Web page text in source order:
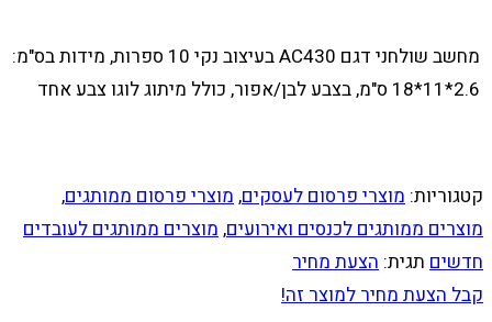
מחשב שולחני דגם AC430 בעיצוב נקי 10 ספרות, מידות בס"מ:
2.6*11*18 ס"מ, בצבע לבן/אפור, כולל מיתוג לוגו צבע אחד
קטגוריות: מוצרי פרסום לעסקים, מוצרי פרסום ממותגים,
מוצרים ממותגים לכנסים ואירועים, מוצרים ממותגים לעובדים
חדשים תגית: הצעת מחיר
קבל הצעת מחיר למוצר זה!